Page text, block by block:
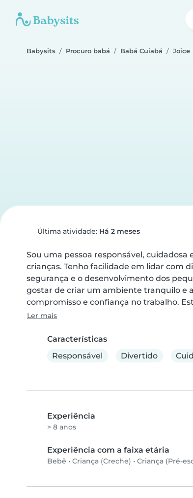
Babysits Procuro babá Babá Cuiabá Joice
Última atividade: Há 2 meses
Sou uma pessoa responsável,
crianças. Tenho facilidade em lidar com
segurança e o desenvolvimento dos
gostar de criar um ambiente tranquilo e
compromisso e confiança no trabalho.
Ler mais
Características
Responsável
Divertido
Experiência
> 8 anos
Experiência com a faixa etária
Bebê • Criança (Creche) • Criança (Pré-